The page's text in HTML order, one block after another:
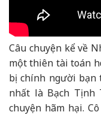
Câu chuyện kể về
một thiên tài toán
bị chính người bạn
nhất là Bạch Tịnh
chuyện hãm hại.